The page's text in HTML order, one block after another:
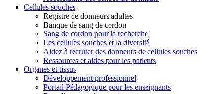
Cellules souches
Registre de donneurs adultes
Banque de sang de cordon
Sang de cordon pour la recherche
Les cellules souches et la diversité
Aidez à recruter des donneurs de cellules souches
Ressources et aides pour les patients
Organes et tissus
Développement professionnel
Portail Pédagogique pour les enseignants